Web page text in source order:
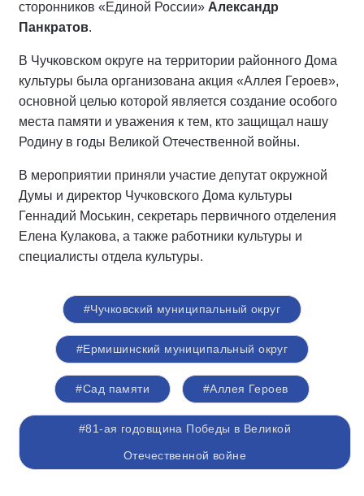
сторонников «Единой России» Александр
Панкратов.
В Чучковском округе на территории районного Дома
культуры была организована акция «Аллея Героев»,
основной целью которой является создание особого
места памяти и уважения к тем, кто защищал нашу
Родину в годы Великой Отечественной войны.
В мероприятии приняли участие депутат окружной
Думы и директор Чучковского Дома культуры
Геннадий Моськин, секретарь первичного отделения
Елена Кулакова, а также работники культуры и
специалисты отдела культуры.
#Чучковский муниципальный округ
#Ермишинский муниципальный округ
#Сад памяти #Аллея Героев
#81-ая годовщина Победы в Великой
Отечественной войне